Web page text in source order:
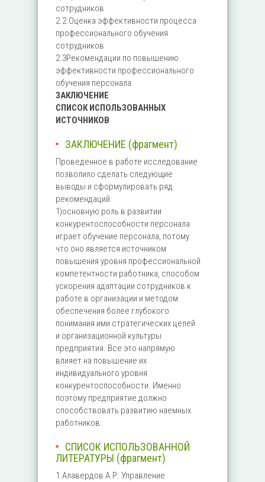
сотрудников
2.2.Оценка эффективности процесса
профессионального обучения
сотрудников
2.3Рекомендации по повышению
эффективности профессионального
обучения персонала
ЗАКЛЮЧЕНИЕ
СПИСОК ИСПОЛЬЗОВАННЫХ
ИСТОЧНИКОВ
ЗАКЛЮЧЕНИЕ (фрагмент)
Проведенное в работе исследование
позволило сделать следующие
выводы и сформулировать ряд
рекомендаций:
1)основную роль в развитии
конкурентоспособности персонала
играет обучение персонала, потому
что оно является источником
повышения уровня профессиональной
компетентности работника, способом
ускорения адаптации сотрудников к
работе в организации и методом
обеспечения более глубокого
понимания ими стратегических целей
и организационной культуры
предприятия. Все это напрямую
влияет на повышение их
индивидуального уровня
конкурентоспособности. Именно
поэтому предприятие должно
способствовать развитию наемных
работников.
СПИСОК ИСПОЛЬЗОВАННОЙ
ЛИТЕРАТУРЫ (фрагмент)
1.Алавердов А.Р. Управление